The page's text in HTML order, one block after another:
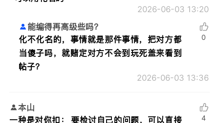
2026-06-03 13:20
能编得再高级些吗？
化不化名的，事情就是那件事情，把对方都
当傻子吗，就赌定对方不会到玩死盖来看到
帖子？
2026-06-03 13:36
0
本山
一种是对你扣： 要检讨自己的问题，可以直接
4